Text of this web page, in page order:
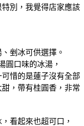
別，我覺得店家應該
剉冰可供選擇。
圓口味的冰湯，
惜的是蓮子沒有全部
，帶有桂圓香，非常
看起來也超可口，